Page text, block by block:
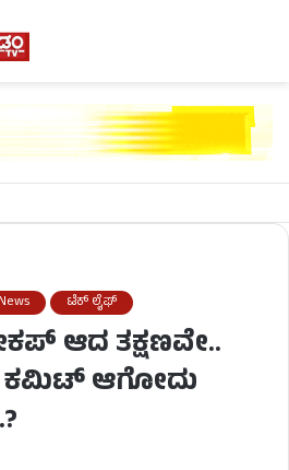
ಟೆಕ್ ಲೈಫ್
ಆದ ತಕ್ಷಣವೇ..
ಕಮಿಟ್ ಆಗೋದು